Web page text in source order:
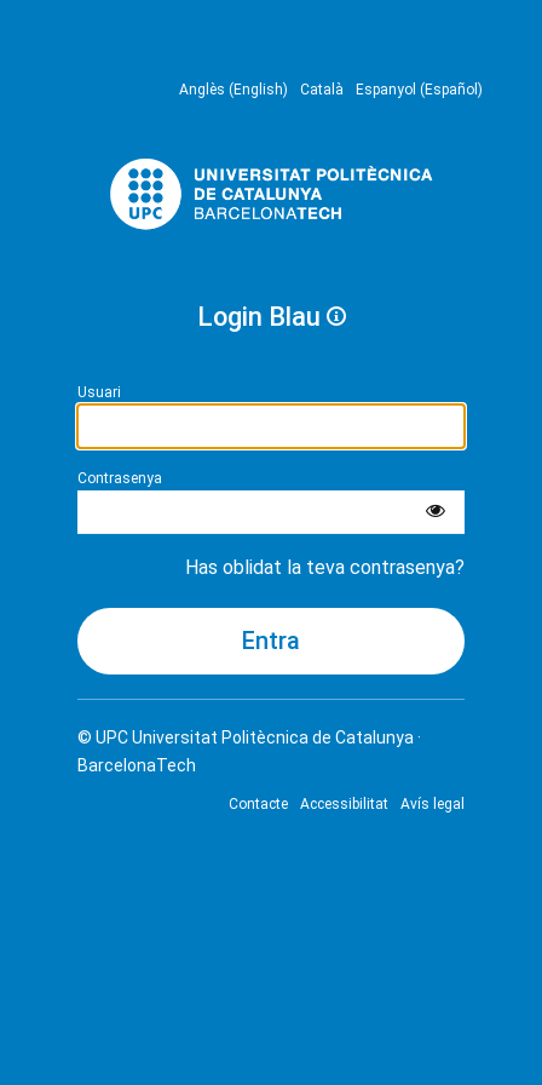
Anglès (English) Català Espanyol (Español)
Login Blau
Usuari
Contrasenya
Has oblidat la teva contrasenya?
© UPCUniversitat Politècnica de Catalunya ·
BarcelonaTech
Contacte Accessibilitat Avís legal